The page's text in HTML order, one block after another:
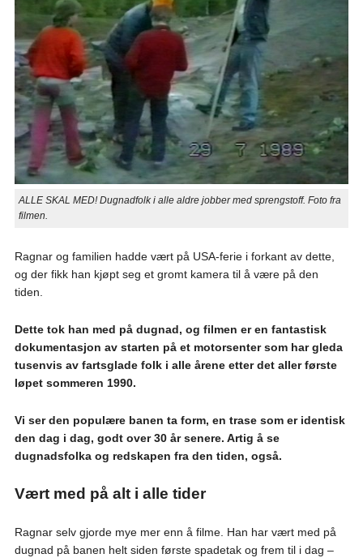
ALLE SKAL MED! Dugnadfolk i alle aldre jobber med sprengstoff. Foto fra
filmen.
Ragnar og familien hadde vært på USA-ferie i forkant av dette,
og der fikk han kjøpt seg et gromt kamera til å være på den
tiden.
Dette tok han med på dugnad, og filmen er en fantastisk
dokumentasjon av starten på et motorsenter som har gleda
tusenvis av fartsglade folk i alle årene etter det aller første
løpet sommeren 1990.
Vi ser den populære banen ta form, en trase som er identisk
den dag i dag, godt over 30 år senere. Artig å se
dugnadsfolka og redskapen fra den tiden, også.
Vært med på alt i alle tider
Ragnar selv gjorde mye mer enn å filme. Han har vært med på
dugnad på banen helt siden første spadetak og frem til i dag –